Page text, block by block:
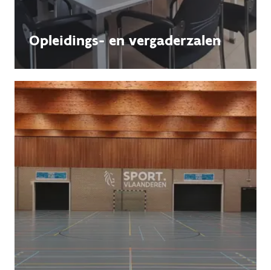
Opleidings- en vergaderzalen